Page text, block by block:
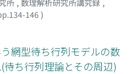
146 )
網型待ち行列モデルの数
ち行列理論とその周辺)